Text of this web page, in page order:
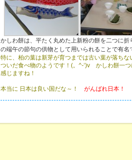
かしわ餅は、平たく丸めた上新粉の餅を二つに
の端午の節句の供物として用いられることで有名
特に、柏の葉は新芽が育つまでは古い葉が落ち
ついだ食べ物のようです！ (。^-‘)v かしわ餅一
感じますね！
本当に 日本は良い国だな～！ がんばれ日本！